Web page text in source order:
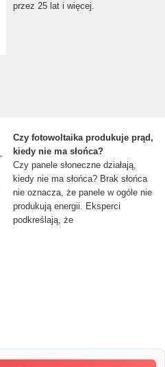
przez 25 lat i więcej.
Czy fotowoltaika produkuje prąd,
kiedy nie ma słońca?
Czy panele słoneczne działają,
kiedy nie ma słońca? Brak słońca
nie oznacza, że panele w ogóle nie
produkują energii. Eksperci
podkreślają, że